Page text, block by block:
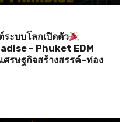
ระบบโลกเปิดตัว
– Phuket EDM
รษฐกิจสร้างสรรค์–ท่อง